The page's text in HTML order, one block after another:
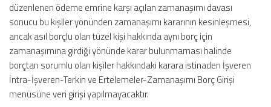
düzenlenen ödeme emrine karşı açılan zamanaşımı davası
sonucu bu kişiler yönünden zamanaşımı kararının kesinleşmesi,
ancak asıl borçlu olan tüzel kişi hakkında aynı borç için
zamanaşımına girdiği yönünde karar bulunmaması halinde
borçtan sorumlu olan kişiler hakkındaki karara istinaden İşveren
İntra-İşveren-Terkin ve Ertelemeler-Zamanaşımı Borç Girişi
menüsüne veri girişi yapılmayacaktır.